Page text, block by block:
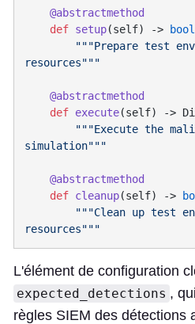
    def
setup(self) -> bool
    def
execute(self) ->
    def
cleanup(self) ->
L'élément de configuration
expected_detections ,
règles SIEM des détections